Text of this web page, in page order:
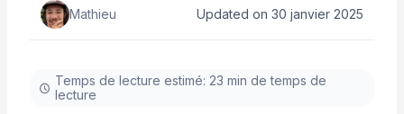
Mathieu Updated on 30 janvier 2025
Temps de lecture estimé: 23 min de temps de
lecture